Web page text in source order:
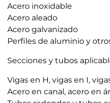
Acero inoxidable
Acero aleado
Acero galvanizado
Perfiles de aluminio y
Secciones y tubos
Vigas en H, vigas en I,
Acero en canal, acero en